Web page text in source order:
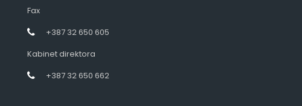
Fax
+387 32 650 605
Kabinet direktora
+387 32 650 662